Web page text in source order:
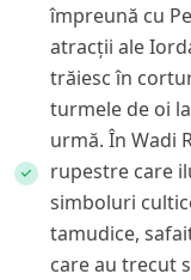
împreună cu
atracții ale
trăiesc în
turmele de oi
urmă. În Wadi
rupestre care
simboluri
tamudice,
care au trecut